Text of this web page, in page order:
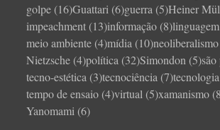
golpe (16)Guattari (6)guerra (5)Heiner
impeachment (13)informação (8)linguagem
meio ambiente (4)mídia (10)neoliberalismo
Nietzsche (4)política (32)Simondon (5)
tecno-estética (3)tecnociência (7)tecnologia
tempo de ensaio (4)virtual (5)xamanismo
Yanomami (6)